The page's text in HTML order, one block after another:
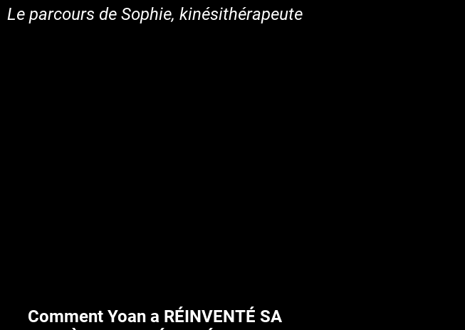
Le parcours de Sophie, kinésithérapeute
Comment Yoan a RÉINVENTÉ SA